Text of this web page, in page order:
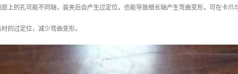
上的孔可能不同轴，装夹后会产生过定位，也能导致细长轴产生弯曲变形，可在卡爪
的过定位，减少弯曲变形。